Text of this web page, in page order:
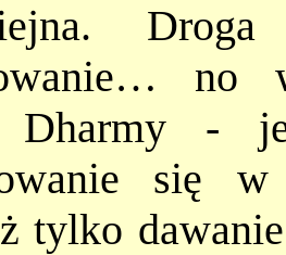
no
Dharmy -
się
tylko